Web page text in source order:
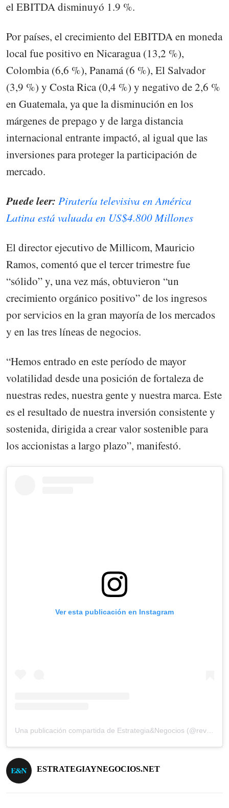
el EBITDA disminuyó 1.9 %.
Por países, el crecimiento del EBITDA en moneda
local fue positivo en Nicaragua (13,2 %),
Colombia (6,6 %), Panamá (6 %), El Salvador
(3,9 %) y Costa Rica (0,4 %) y negativo de 2,6 %
en Guatemala, ya que la disminución en los
márgenes de prepago y de larga distancia
internacional entrante impactó, al igual que las
inversiones para proteger la participación de
mercado.
Puede leer: Piratería televisiva en América
Latina está valuada en US$4.800 Millones
El director ejecutivo de Millicom, Mauricio
Ramos, comentó que el tercer trimestre fue
“sólido” y, una vez más, obtuvieron “un
crecimiento orgánico positivo” de los ingresos
por servicios en la gran mayoría de los mercados
y en las tres líneas de negocios.
“Hemos entrado en este período de mayor
volatilidad desde una posición de fortaleza de
nuestras redes, nuestra gente y nuestra marca. Este
es el resultado de nuestra inversión consistente y
sostenida, dirigida a crear valor sostenible para
los accionistas a largo plazo”, manifestó.
Ver esta publicación en Instagram
ESTRATEGIAYNEGOCIOS.NET